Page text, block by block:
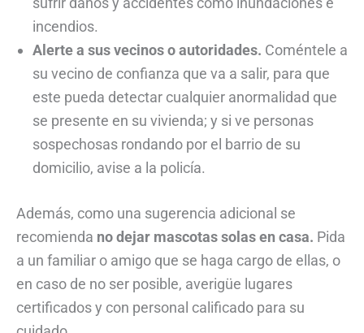
incendios.
Alerte a sus vecinos o autoridades. Coméntele a
su vecino de confianza que va a salir, para que
este pueda detectar cualquier anormalidad que
se presente en su vivienda; y si ve personas
sospechosas rondando por el barrio de su
domicilio, avise a la policía.
Además, como una sugerencia adicional se
recomienda no dejar mascotas solas en casa. Pida
a un familiar o amigo que se haga cargo de ellas, o
en caso de no ser posible, averigüe lugares
certificados y con personal calificado para su